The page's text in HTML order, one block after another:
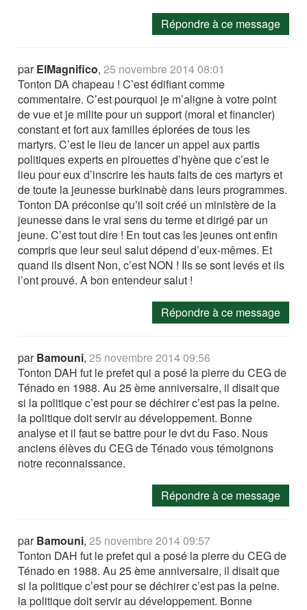
Répondre à ce message
parElMagnifico,25 novembre 2014 08:01
Tonton DA chapeau ! C’est édifiant comme
commentaire. C’est pourquoi je m’aligne à votre point
de vue et je milite pour un support (moral et financier)
constant et fort aux familles éplorées de tous les
martyrs. C’est le lieu de lancer un appel aux partis
politiques experts en pirouettes d’hyène que c’est le
lieu pour eux d’inscrire les hauts faits de ces martyrs et
de toute la jeunesse burkinabè dans leurs programmes.
Tonton DA préconise qu’il soit créé un ministère de la
jeunesse dans le vrai sens du terme et dirigé par un
jeune. C’est tout dire ! En tout cas les jeunes ont enfin
compris que leur seul salut dépend d’eux-mêmes. Et
quand ils disent Non, c’est NON ! Ils se sont levés et ils
l’ont prouvé. A bon entendeur salut !
Répondre à ce message
parBamouni,25 novembre 2014 09:56
Tonton DAH fut le prefet qui a posé la pierre du CEG de
Ténado en 1988. Au 25 ème anniversaire, il disait que
si la politique c’est pour se déchirer c’est pas la peine.
la politique doit servir au développement. Bonne
analyse et il faut se battre pour le dvt du Faso. Nous
anciens élèves du CEG de Ténado vous témoignons
notre reconnaissance.
Répondre à ce message
parBamouni,25 novembre 2014 09:57
Tonton DAH fut le prefet qui a posé la pierre du CEG de
Ténado en 1988. Au 25 ème anniversaire, il disait que
si la politique c’est pour se déchirer c’est pas la peine.
la politique doit servir au développement. Bonne